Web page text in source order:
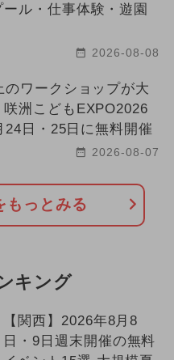
ル・仕事体験・遊園
2026-08-08
のワークショップが大
咲洲こどもEXPO2026
24日・25日に無料開催
2026-08-07
もっとみる
キング
【関西】2026年8月8
日・9日週末開催の無料